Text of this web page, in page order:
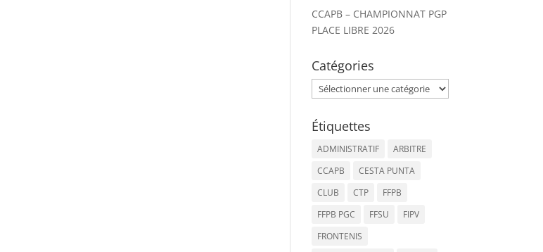
CCAPB – CHAMPIONNAT PGP
PLACE LIBRE 2026
Catégories
Catégories
Étiquettes
ADMINISTRATIF
ARBITRE
CCAPB
CESTA PUNTA
CLUB
CTP
FFPB
FFPB PGC
FFSU
FIPV
FRONTENIS